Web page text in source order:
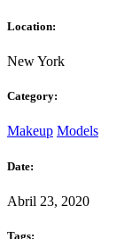
Location:
New York
Category:
Makeup Models
Date:
Abril 23, 2020
Tags: